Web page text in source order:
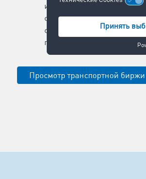
использование подвижного
состава за счет грамотного
сочетания спроса и
предложения.
Просмотр транспортной биржи